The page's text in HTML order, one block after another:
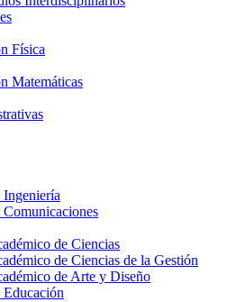
Física
Matemáticas
Ingeniería
de Ciencias
de Ciencias de la Gestión
de Arte y Diseño
Educación